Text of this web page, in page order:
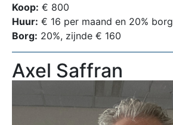
Koop: € 800
Huur: € 16 per maand en 20% borg
Borg: 20%, zijnde € 160
Axel Saffran